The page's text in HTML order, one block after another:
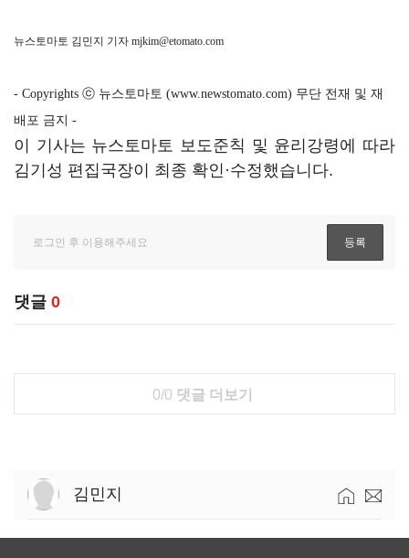
뉴스토마토 김민지 기자 mjkim@etomato.com
- Copyrights ⓒ 뉴스토마토 (www.newstomato.com) 무단 전재 및 재
배포 금지 -
이 기사는 뉴스토마토 보도준칙 및 윤리강령에 따라
김기성 편집국장이 최종 확인·수정했습니다.
댓글 0
0/0 댓글 더보기
김민지